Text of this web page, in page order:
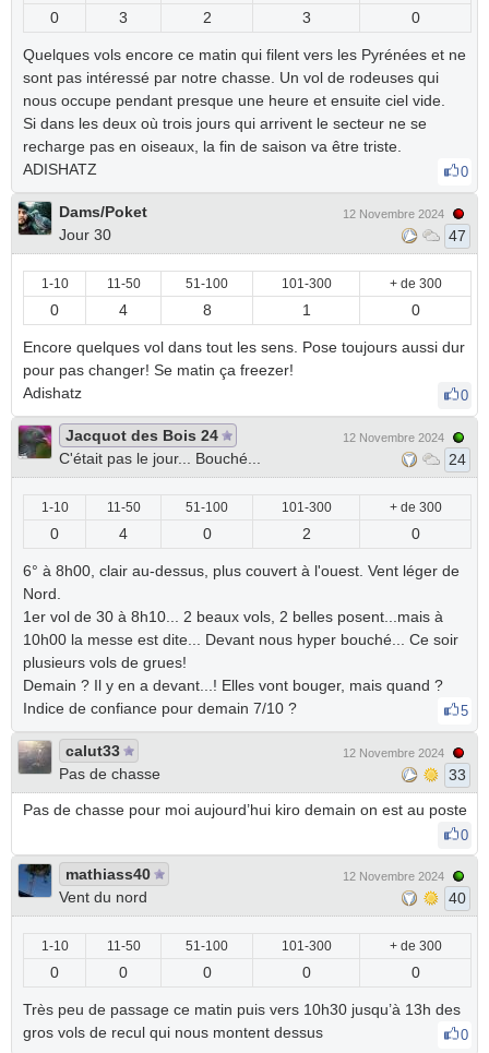
0 3 2 3 0
Quelques vols encore ce matin qui filent vers les Pyrénées et ne
sont pas intéressé par notre chasse. Un vol de rodeuses qui
nous occupe pendant presque une heure et ensuite ciel vide.
Si dans les deux où trois jours qui arrivent le secteur ne se
recharge pas en oiseaux, la fin de saison va être triste.
ADISHATZ
0
Dams/Poket
Jour 30
12 Novembre 2024
47
1-10 11-50 51-100 101-300 + de 300
0 4 8 1 0
Encore quelques vol dans tout les sens. Pose toujours aussi dur
pour pas changer! Se matin ça freezer!
Adishatz
0
Jacquot des Bois 24
C'était pas le jour... Bouché...
12 Novembre 2024
24
1-10 11-50 51-100 101-300 + de 300
0 4 0 2 0
6° à 8h00, clair au-dessus, plus couvert à l'ouest. Vent léger de
Nord.
1er vol de 30 à 8h10... 2 beaux vols, 2 belles posent...mais à
10h00 la messe est dite... Devant nous hyper bouché... Ce soir
plusieurs vols de grues!
Demain ? Il y en a devant...! Elles vont bouger, mais quand ?
Indice de confiance pour demain 7/10 ?
5
calut33
Pas de chasse
12 Novembre 2024
33
Pas de chasse pour moi aujourd’hui kiro demain on est au poste
0
mathiass40
Vent du nord
12 Novembre 2024
40
1-10 11-50 51-100 101-300 + de 300
0 0 0 0 0
Très peu de passage ce matin puis vers 10h30 jusqu’à 13h des
gros vols de recul qui nous montent dessus
0